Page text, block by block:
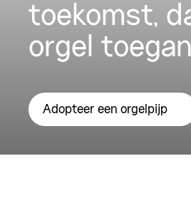
toekomst,
orgel
Adopteer een orgelpijp